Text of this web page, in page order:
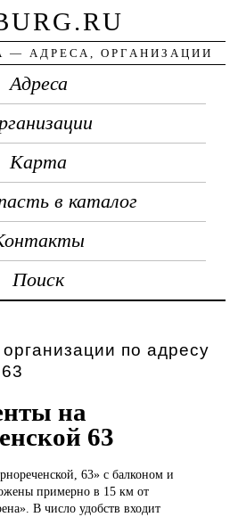
— АДРЕСА, ОРГАНИЗАЦИИ
Адреса
Карта
в каталог
Поиск
по адресу
на
63
63» с балконом и
примерно в 15 км от
В число удобств входит